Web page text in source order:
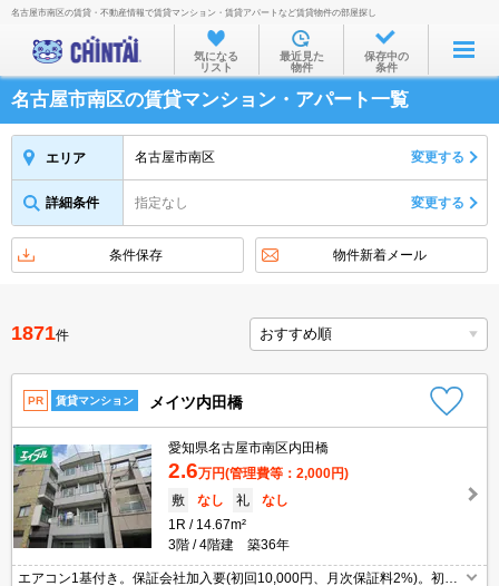
お部屋を探す
沿線・駅から
住所から
物件特集から
不動産会社から
TOP
名古屋市南区の賃貸・不動産情報で賃貸マンション・賃貸アパートなど賃貸物件の部屋探し
気になる
リスト
最近見た
物件
保存中の
条件
名古屋市南区の賃貸マンション・アパート一覧
エリア 名古屋市南区 変更する
詳細条件 指定なし 変更する
条件保存 物件新着メール
1871件
PR 賃貸マンション メイツ内田橋
愛知県名古屋市南区内田橋
2.6万円(管理費等：2,000円)
敷
なし 礼
なし
1R
14.67m²
3階
4階建 築36年
エアコン1基付き。保証会社加入要(初回10,000円、月次保証料2%)。初期